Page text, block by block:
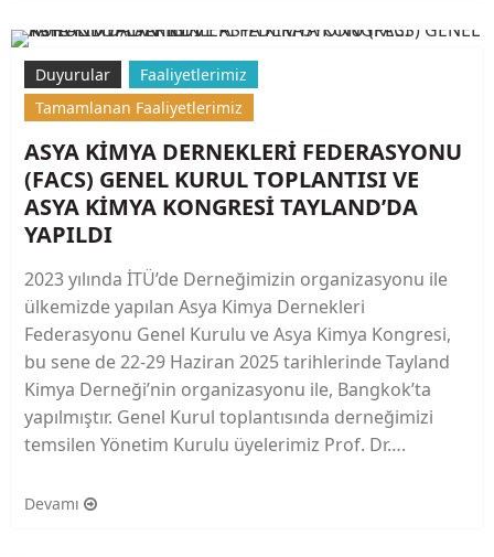
Duyurular
Faaliyetlerimiz
Tamamlanan Faaliyetlerimiz
ASYA KİMYA DERNEKLERİ FEDERASYONU
(FACS) GENEL KURUL TOPLANTISI VE
ASYA KİMYA KONGRESİ TAYLAND’DA
YAPILDI
2023 yılında İTÜ’de Derneğimizin organizasyonu ile
ülkemizde yapılan Asya Kimya Dernekleri
Federasyonu Genel Kurulu ve Asya Kimya Kongresi,
bu sene de 22-29 Haziran 2025 tarihlerinde Tayland
Kimya Derneği’nin organizasyonu ile, Bangkok’ta
yapılmıştır. Genel Kurul toplantısında derneğimizi
temsilen Yönetim Kurulu üyelerimiz Prof. Dr….
Devamı